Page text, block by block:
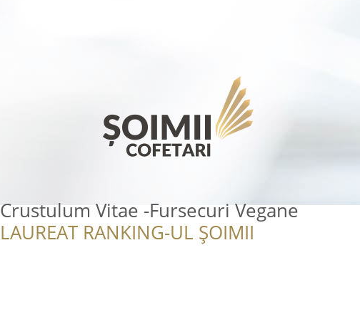
Crustulum Vitae -Fursecuri Vegane
LAUREAT RANKING-UL ȘOIMII